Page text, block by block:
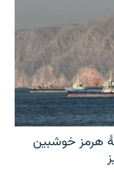
هرمز خوشبین